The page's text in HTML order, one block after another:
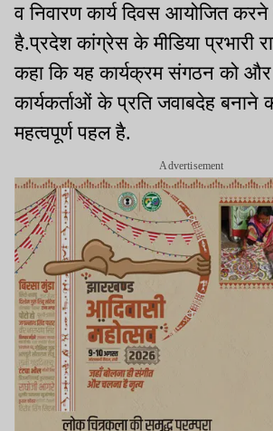
व निवारण कार्य दिवस आयोजित करने
है.प्रदेश कांग्रेस के मीडिया प्रभारी
कहा कि यह कार्यक्रम संगठन को
कार्यकर्ताओं के प्रति जवाबदेह बनाने
महत्वपूर्ण पहल है.
Advertisement